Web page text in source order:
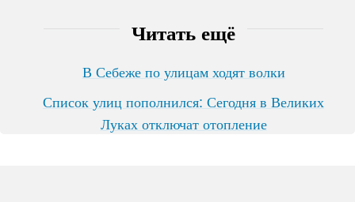
Читать ещё
В Себеже по улицам ходят волки
Список улиц пополнился: Сегодня в Великих
Луках отключат отопление